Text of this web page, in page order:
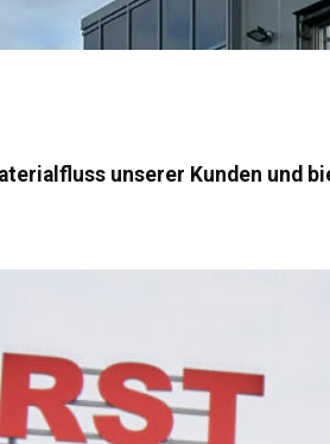
unserer Kunden und